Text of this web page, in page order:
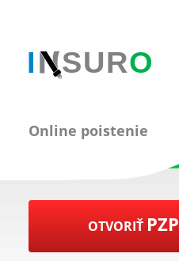
Online poistenie
OTVORIŤ PZP